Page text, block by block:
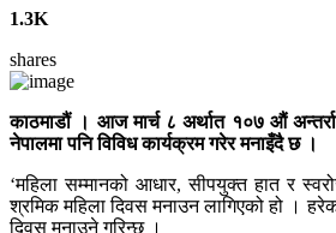
1.3K
shares
काठमाडौं । आज मार्च ८ अर्थात १०७ औं
नेपालमा पनि विविध कार्यक्रम गरेर मनाइँदै छ ।
‘महिला सम्मानको आधार, सीपयुक्त हात र
श्रमिक महिला दिवस मनाउन लागिएको हो । हरेक
दिवस मनाउने गरिन्छ ।